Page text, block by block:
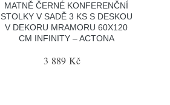
MATNĚ ČERNÉ KONFERENČNÍ
STOLKY V SADĚ 3 KS S DESKOU
V DEKORU MRAMORU 60X120
CM INFINITY – ACTONA
3 889 Kč